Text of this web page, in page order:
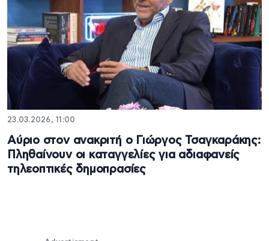
23.03.2026, 11:00
Αύριο στον ανακριτή ο Γιώργος Τσαγκαράκης:
Πληθαίνουν οι καταγγελίες για αδιαφανείς
τηλεοπτικές δημοπρασίες